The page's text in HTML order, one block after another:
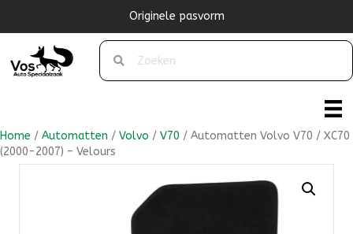
Originele pasvorm
Home / Automatten / Volvo / V70 / Automatten Volvo V70 / XC70
(2000-2007) – Velours